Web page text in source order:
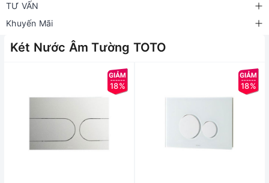
TƯ VẤN
Khuyến Mãi
Két Nước Âm Tường TOTO
18% 18%